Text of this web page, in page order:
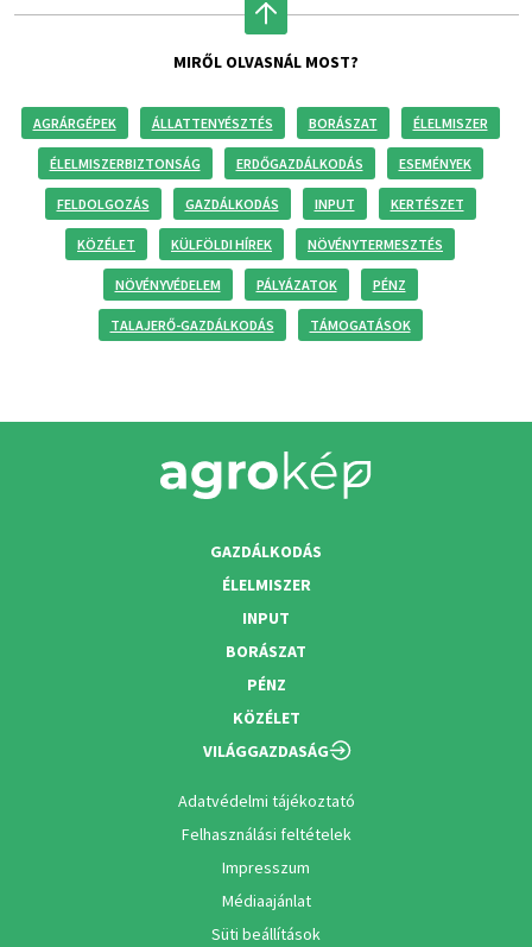
MIRŐL OLVASNÁL MOST?
AGRÁRGÉPEK ÁLLATTENYÉSZTÉS BORÁSZAT ÉLELMISZER
ÉLELMISZERBIZTONSÁG ERDŐGAZDÁLKODÁS ESEMÉNYEK
FELDOLGOZÁS GAZDÁLKODÁS INPUT KERTÉSZET
KÖZÉLET KÜLFÖLDI HÍREK NÖVÉNYTERMESZTÉS
NÖVÉNYVÉDELEM PÁLYÁZATOK PÉNZ
TALAJERŐ-GAZDÁLKODÁS TÁMOGATÁSOK
GAZDÁLKODÁS
ÉLELMISZER
INPUT
BORÁSZAT
PÉNZ
KÖZÉLET
VILÁGGAZDASÁG
Adatvédelmi tájékoztató
Felhasználási feltételek
Impresszum
Médiaajánlat
Süti beállítások